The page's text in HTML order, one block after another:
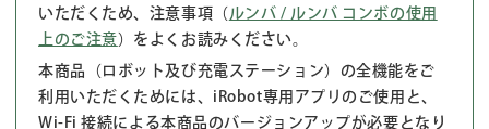
いただくため、注意事項（ ルンバ / ルンバ コンボの使用
上のご注意）をよくお読みください。
本商品（ロボット及び充電ステーション）の全機能をご
利用いただくためには、iRobot専用アプリのご使用と、
Wi-Fi 接続による本商品のバージョンアップが必要となり